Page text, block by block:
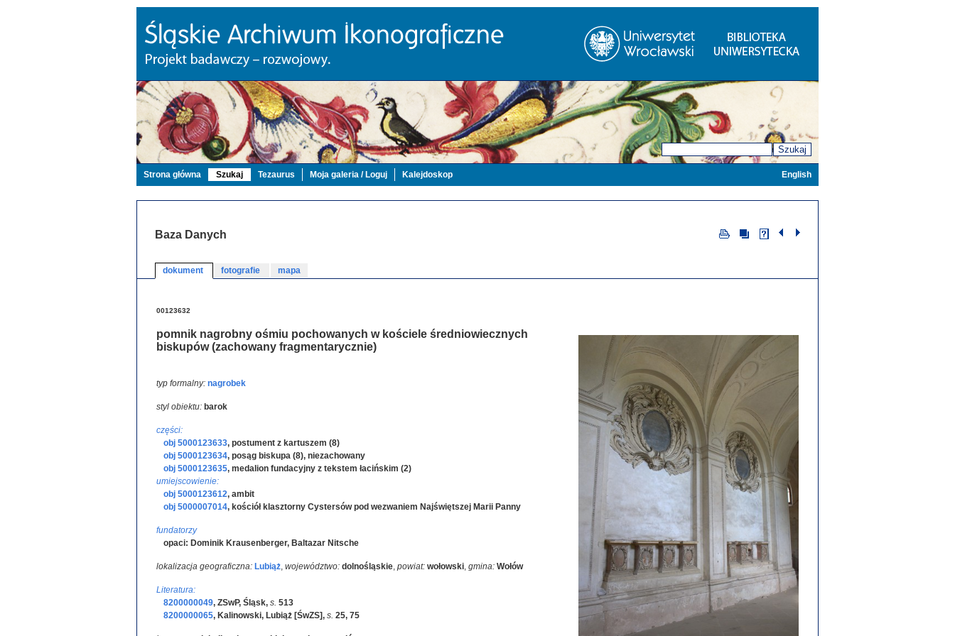
Szukaj
Strona główna Szukaj Tezaurus Moja galeria / Loguj Kalejdoskop English
Baza Danych
dokument fotografie mapa
00123632
pomnik nagrobny ośmiu pochowanych w kościele średniowiecznych
biskupów (zachowany fragmentarycznie)
typ formalny: nagrobek
styl obiektu: barok
części:
obj 5000123633, postument z kartuszem (8)
obj 5000123634, posąg biskupa (8), niezachowany
obj 5000123635, medalion fundacyjny z tekstem łacińskim (2)
umiejscowienie:
obj 5000123612, ambit
obj 5000007014, kościół klasztorny Cystersów pod wezwaniem Najświętszej Marii Panny
fundatorzy
opaci: Dominik Krausenberger, Baltazar Nitsche
lokalizacja geograficzna: Lubiąż, województwo: dolnośląskie, powiat: wołowski, gmina: Wołów
Literatura:
8200000049, ZSwP, Śląsk, s. 513
8200000065, Kalinowski, Lubiąż [ŚwZS], s. 25, 75